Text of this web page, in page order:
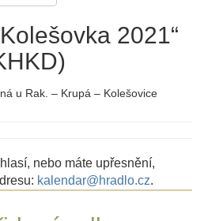
2021“
u Rak. – Krupá – Kolešovice
nebo máte upřesnění,
kalendar@hradlo.cz.